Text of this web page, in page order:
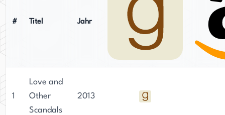
# Titel Jahr
1
Love and
Other
Scandals
2013